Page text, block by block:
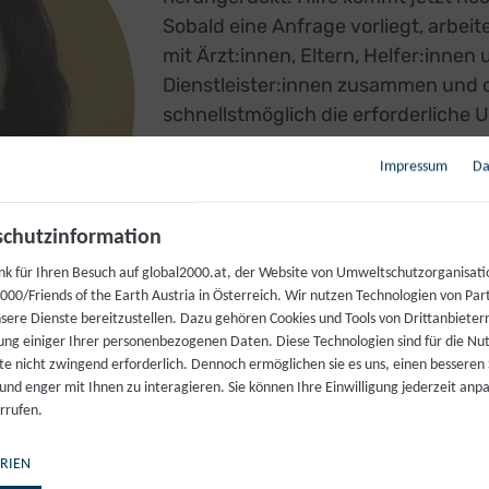
GLOBAL 2000
Sobald eine Anfrage vorliegt,
mit Ärzt:innen, Eltern, Helfer:innen
Dienstleister:innen zusammen und
schnellstmöglich die erforderliche
dem Krieg ist bei meiner Arbeit
Verwaltungsaufwand
Zeitweise stand ja auch
aus du arbeitest, unter
ist es dir gelungen, in dieser Zeit
deinen Schützlingen aufrecht
seit dem 24. Februar keinen einzigen Tag
dieser Situation muss ich sagen, dass die COVID-
dem großen Leid, das sie uns allen beschert hat,
es mittlerweile gewohnt, online zu
Impressum
für Ihren Besuch auf global2000.at, der Website von
Friends of the Earth Austria in Österreich. Wir nutzen Technologien von
Dienste bereitzustellen. Dazu gehören Cookies und Tools von
einiger Ihrer personenbezogenen Daten. Diese Technologien sind für die
nicht zwingend erforderlich. Dennoch ermöglichen sie es uns, einen besseren
enger mit Ihnen zu interagieren. Sie können Ihre Einwilligung jederzeit